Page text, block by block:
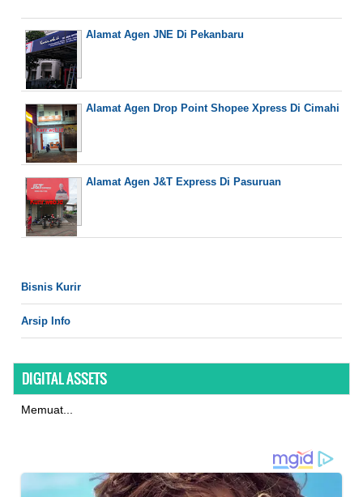
Alamat Agen JNE Di Pekanbaru
Alamat Agen Drop Point Shopee Xpress Di Cimahi
Alamat Agen J&T Express Di Pasuruan
Bisnis Kurir
Arsip Info
DIGITAL ASSETS
Memuat...